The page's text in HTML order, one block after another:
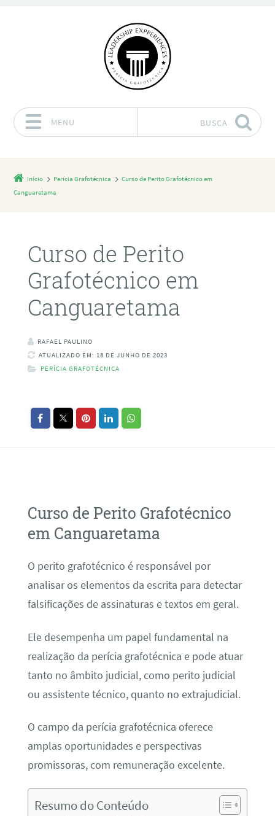
MENU BUSCA
Início Perícia Grafotécnica
Curso de Perito Grafotécnico em
Canguaretama
Curso de Perito
Grafotécnico em
Canguaretama
RAFAEL PAULINO
ATUALIZADO EM: 18 DE JUNHO DE 2023
PERÍCIA GRAFOTÉCNICA
Curso de Perito Grafotécnico
em Canguaretama
O perito grafotécnico é responsável por
analisar os elementos da escrita para detectar
falsificações de assinaturas e textos em geral.
Ele desempenha um papel fundamental na
realização da perícia grafotécnica e pode atuar
tanto no âmbito judicial, como perito judicial
ou assistente técnico, quanto no extrajudicial.
O campo da perícia grafotécnica oferece
amplas oportunidades e perspectivas
promissoras, com remuneração excelente.
Resumo do Conteúdo